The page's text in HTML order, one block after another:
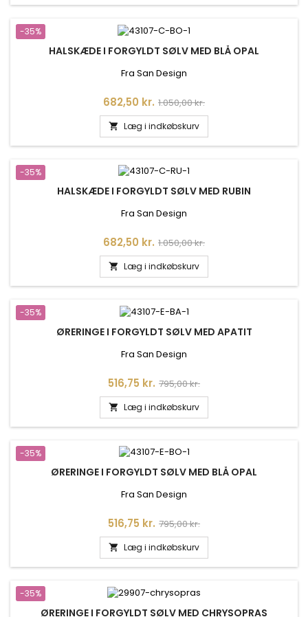
-35%
HALSKÆDE I FORGYLDT SØLV MED BLÅ OPAL
Fra San Design
Pris
682,50 kr. Normalpris
1.050,00 kr.
 Læg i indkøbskurv
-35%
HALSKÆDE I FORGYLDT SØLV MED RUBIN
Fra San Design
Pris
682,50 kr. Normalpris
1.050,00 kr.
 Læg i indkøbskurv
-35%
ØRERINGE I FORGYLDT SØLV MED APATIT
Fra San Design
Pris
516,75 kr. Normalpris
795,00 kr.
 Læg i indkøbskurv
-35%
ØRERINGE I FORGYLDT SØLV MED BLÅ OPAL
Fra San Design
Pris
516,75 kr. Normalpris
795,00 kr.
 Læg i indkøbskurv
-35%
ØRERINGE I FORGYLDT SØLV MED CHRYSOPRAS